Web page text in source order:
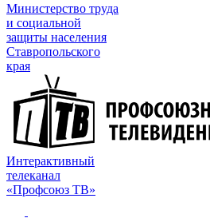
Министерство труда
и социальной
защиты населения
Ставропольского
края
Интерактивный
телеканал
«Профсоюз ТВ»